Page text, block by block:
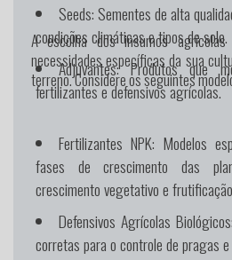
Seeds:Sementes de alta
condições climáticas e tipos de solo.
Adjuvantes:Produtos que
fertilizantes e defensivos agrícolas.
A escolha dos insumos agrícolas
necessidades específicas da sua
terreno. Considere os seguintes
Fertilizantes NPK: Modelos
fases de crescimento das
crescimento vegetativo e
Defensivos Agrícolas Biológicos:
corretas para o controle de pragas e